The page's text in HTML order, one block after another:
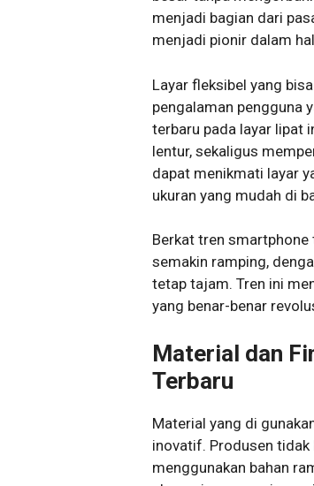
menjadi bagian dari
menjadi pionir dalam
Layar fleksibel yang
pengalaman pengguna
terbaru pada layar lipat
lentur, sekaligus
dapat menikmati layar
ukuran yang mudah di
Berkat tren
semakin ramping,
tetap tajam. Tren ini
yang benar-benar
Material dan
Terbaru
Material yang di
inovatif. Produsen tidak
menggunakan bahan